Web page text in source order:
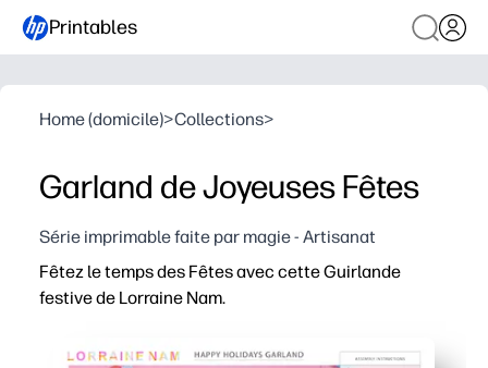
Printables
Home (domicile)>Collections>
Garland de Joyeuses Fêtes
Série imprimable faite par magie - Artisanat
Fêtez le temps des Fêtes avec cette Guirlande
festive de Lorraine Nam.
Vous pouvez imprimer, couper et accrocher en